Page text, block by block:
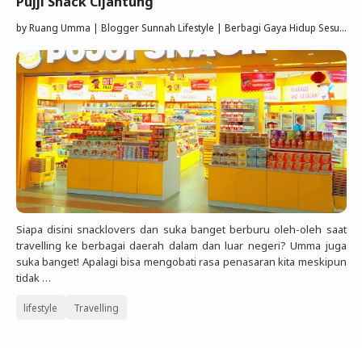
byRuang Umma | Blogger Sunnah Lifestyle | Berbagi Gaya Hidup Sesuai Quran Sunnah
Siapa disini snacklovers dan suka banget berburu oleh-oleh saat
travelling ke berbagai daerah dalam dan luar negeri? Umma juga
suka banget! Apalagi bisa mengobati rasa penasaran kita meskipun
tidak …
lifestyle Travelling